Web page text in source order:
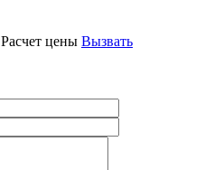
Расчет цены Вызвать